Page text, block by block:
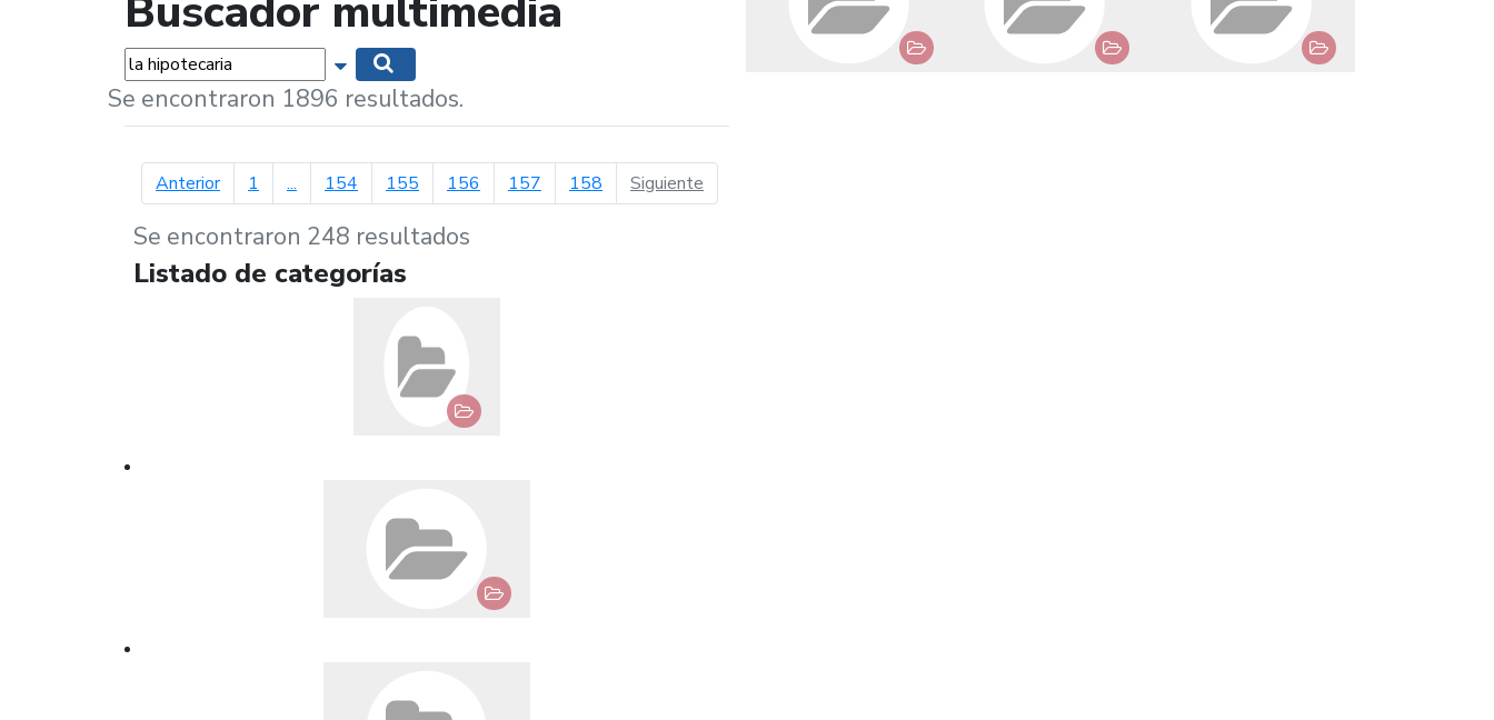
Buscador multimedia
Palabras... Mostrar opciones de búsqueda
Se encontraron 1896 resultados.
Anteriorpágina anterior
1 ... 154 155 156 157 158 Siguiente
Se encontraron 248 resultados
Listado de categorías